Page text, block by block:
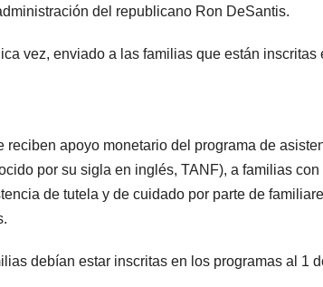
del republicano Ron DeSantis.
vez, enviado a las familias que están inscritas
reciben apoyo monetario del programa de
por su sigla en inglés, TANF), a familias
de tutela y de cuidado por parte de
debían estar inscritas en los programas al 1